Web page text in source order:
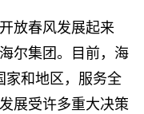
放春风发展起来
尔集团。目前，海
家和地区，服务全
展受许多重大决策